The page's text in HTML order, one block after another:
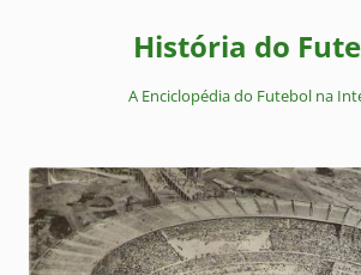
História do
A Enciclopédia do Futebol na